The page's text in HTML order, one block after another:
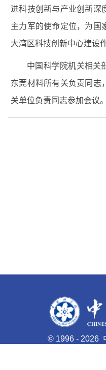
进科技创新与产业创新深
主力军的使命定位，为国
大湾区科技创新中心建设
中国科学院机关相关
东莞材料所有关负责同志
关单位负责同志参加会议。
© 1996 - 2026